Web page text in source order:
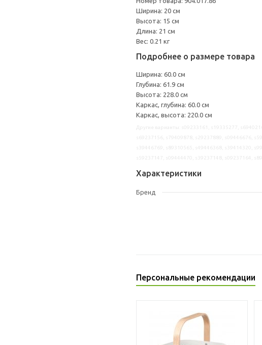
Ширина: 20 см
Высота: 15 см
Длина: 21 см
Вес: 0.21 кг
Подробнее о размере товара
Ширина: 60.0 см
Глубина: 61.9 см
Высота: 228.0 см
Каркас, глубина: 60.0 см
Каркас, высота: 220.0 см
Характеристики
Бренд
Персональные рекомендации